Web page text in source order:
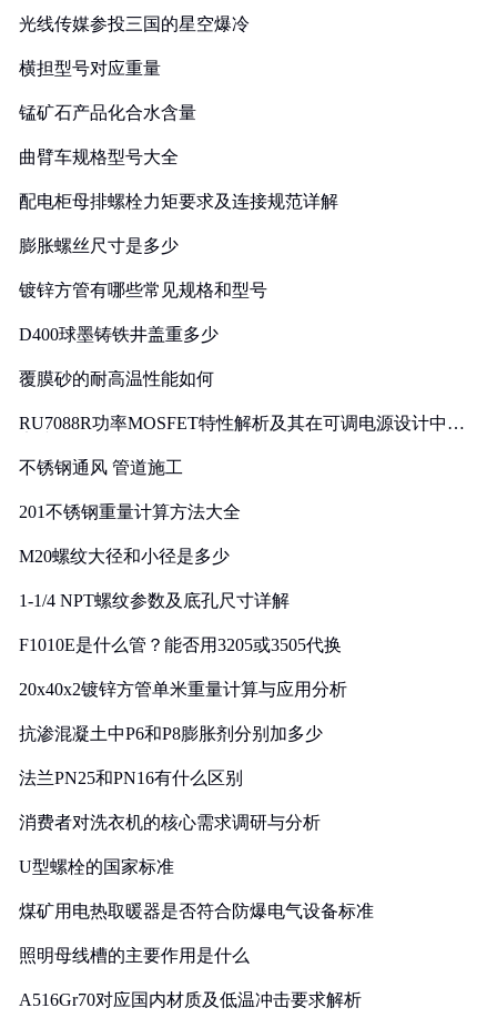
光线传媒参投三国的星空爆冷
横担型号对应重量
锰矿石产品化合水含量
曲臂车规格型号大全
配电柜母排螺栓力矩要求及连接规范详解
膨胀螺丝尺寸是多少
镀锌方管有哪些常见规格和型号
D400球墨铸铁井盖重多少
覆膜砂的耐高温性能如何
RU7088R功率MOSFET特性解析及其在可调电源设计中的
不锈钢通风 管道施工
201不锈钢重量计算方法大全
M20螺纹大径和小径是多少
1-1/4 NPT螺纹参数及底孔尺寸详解
F1010E是什么管？能否用3205或3505代换
20x40x2镀锌方管单米重量计算与应用分析
抗渗混凝土中P6和P8膨胀剂分别加多少
法兰PN25和PN16有什么区别
消费者对洗衣机的核心需求调研与分析
U型螺栓的国家标准
煤矿用电热取暖器是否符合防爆电气设备标准
照明母线槽的主要作用是什么
A516Gr70对应国内材质及低温冲击要求解析